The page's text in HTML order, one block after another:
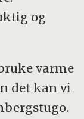
og
varme
det kan vi